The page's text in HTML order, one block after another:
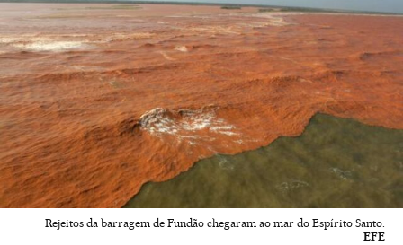
Rejeitos da barragem de Fundão chegaram ao mar do Espírito Santo.
EFE